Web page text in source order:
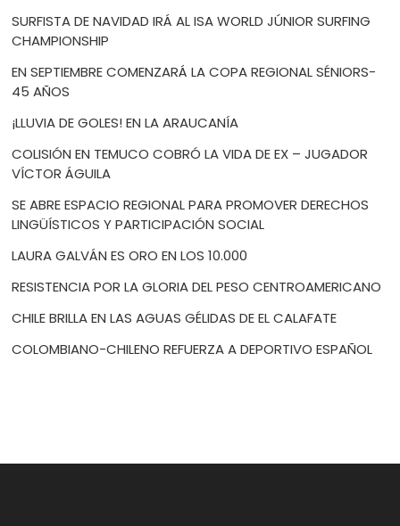
SURFISTA DE NAVIDAD IRÁ AL ISA WORLD JÚNIOR SURFING
CHAMPIONSHIP
EN SEPTIEMBRE COMENZARÁ LA COPA REGIONAL SÉNIORS-
45 AÑOS
¡LLUVIA DE GOLES! EN LA ARAUCANÍA
COLISIÓN EN TEMUCO COBRÓ LA VIDA DE EX – JUGADOR
VÍCTOR ÁGUILA
SE ABRE ESPACIO REGIONAL PARA PROMOVER DERECHOS
LINGÜÍSTICOS Y PARTICIPACIÓN SOCIAL
LAURA GALVÁN ES ORO EN LOS 10.000
RESISTENCIA POR LA GLORIA DEL PESO CENTROAMERICANO
CHILE BRILLA EN LAS AGUAS GÉLIDAS DE EL CALAFATE
COLOMBIANO-CHILENO REFUERZA A DEPORTIVO ESPAÑOL